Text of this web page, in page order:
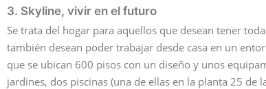
3. Skyline, vivir en el futuro
Se trata del hogar para aquellos que desean tener
también desean poder trabajar desde casa en un
que se ubican 600 pisos con un diseño y unos
jardines, dos piscinas (una de ellas en la planta 25